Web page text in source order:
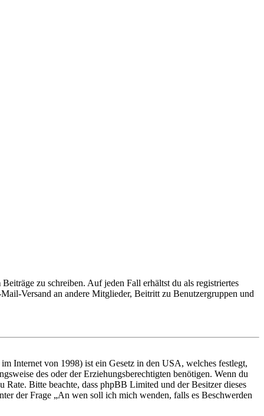
zu schreiben. Auf jeden Fall erhältst du als registriertes
Versand an andere Mitglieder, Beitritt zu Benutzergruppen und
Internet von 1998) ist ein Gesetz in den USA, welches festlegt,
des oder der Erziehungsberechtigten benötigen. Wenn du
Bitte beachte, dass phpBB Limited und der Besitzer dieses
der Frage „An wen soll ich mich wenden, falls es Beschwerden